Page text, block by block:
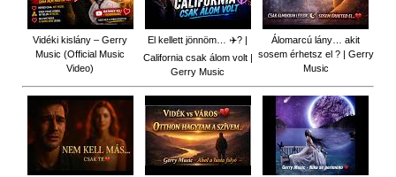
Vidéki kislány – Gerry
Music (Official Music
Video)
El kellett jönnöm… ✈️? |
California csak álom volt |
Gerry Music
Álomarcú lány… akit
sosem érhetsz el ? | Gerry
Music